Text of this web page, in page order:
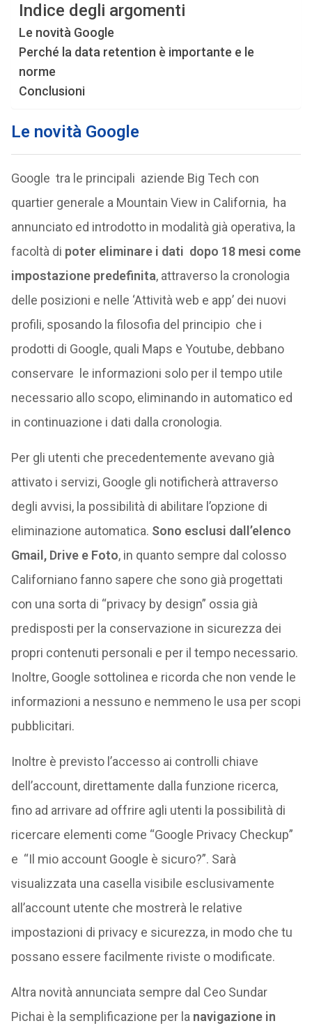
Indice degli argomenti
Le novità Google
Perché la data retention è importante e le
norme
Conclusioni
Le novità Google
Google tra le principali aziende Big Tech con
quartier generale a Mountain View in California, ha
annunciato ed introdotto in modalità già operativa, la
facoltà di poter eliminare i dati dopo 18 mesi come
impostazione predefinita, attraverso la cronologia
delle posizioni e nelle ‘Attività web e app’ dei nuovi
profili, sposando la filosofia del principio che i
prodotti di Google, quali Maps e Youtube, debbano
conservare le informazioni solo per il tempo utile
necessario allo scopo, eliminando in automatico ed
in continuazione i dati dalla cronologia.
Per gli utenti che precedentemente avevano già
attivato i servizi, Google gli notificherà attraverso
degli avvisi, la possibilità di abilitare l’opzione di
eliminazione automatica. Sono esclusi dall’elenco
Gmail, Drive e Foto, in quanto sempre dal colosso
Californiano fanno sapere che sono già progettati
con una sorta di “privacy by design” ossia già
predisposti per la conservazione in sicurezza dei
propri contenuti personali e per il tempo necessario.
Inoltre, Google sottolinea e ricorda che non vende le
informazioni a nessuno e nemmeno le usa per scopi
pubblicitari.
Inoltre è previsto l’accesso ai controlli chiave
dell’account, direttamente dalla funzione ricerca,
fino ad arrivare ad offrire agli utenti la possibilità di
ricercare elementi come “Google Privacy Checkup”
e “Il mio account Google è sicuro?”. Sarà
visualizzata una casella visibile esclusivamente
all’account utente che mostrerà le relative
impostazioni di privacy e sicurezza, in modo che tu
possano essere facilmente riviste o modificate.
Altra novità annunciata sempre dal Ceo Sundar
Pichai è la semplificazione per la navigazione in